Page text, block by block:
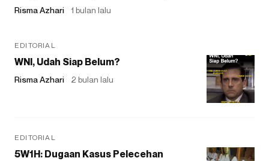
Risma Azhari 1 bulan lalu
EDITORIAL
WNI, Udah Siap Belum?
Risma Azhari 2 bulan lalu
EDITORIAL
5W1H: Dugaan Kasus Pelecehan